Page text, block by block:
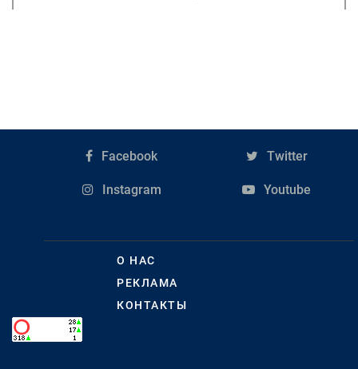
Facebook Twitter
Instagram Youtube
О НАС
РЕКЛАМА
КОНТАКТЫ